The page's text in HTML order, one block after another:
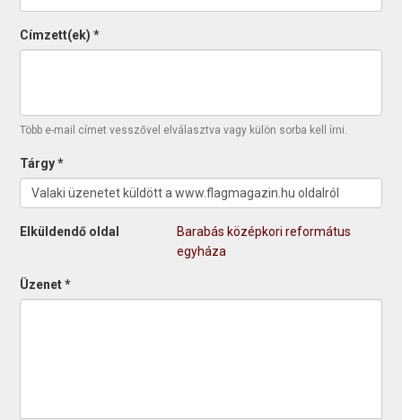
Címzett(ek)*
Több e-mail címet vesszővel elválasztva vagy külön sorba kell írni.
Tárgy*
Elküldendő oldal
Barabás középkori református
egyháza
Üzenet*